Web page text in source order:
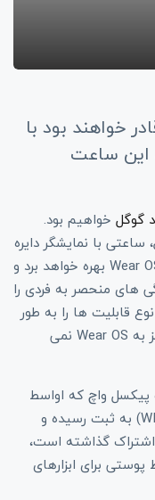
خواهند بود با
ساعت
گوگل خواهیم بود.
با نمایشگر دایره
ای را نشان می دهد که از سیستم عامل Wear OS بهره خواهد برد و
منحصر به فردی را
قابلیت ها را به طور
معمول در سایر ساعت های هوشمند مجهز به Wear OS نمی
واچ که اواسط
سال ۲۰۲۰ در سازمان مالکیت معنوی (WIPO) به ثبت رسیده و
گذاشته است،
پوستی برای ابزارهای